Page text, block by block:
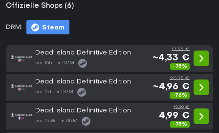
Offizielle Shops (6)
DRM: Steam
Dead Island Definitive Edition
vor 16h DRM:
17,35 €
~4,33 €
-75%
Dead Island Definitive Edition
vor 2d DRM:
20,75 €
~4,96 €
-76%
Dead Island Definitive Edition
vor 26W DRM:
19,99 €
4,99 €
-75%